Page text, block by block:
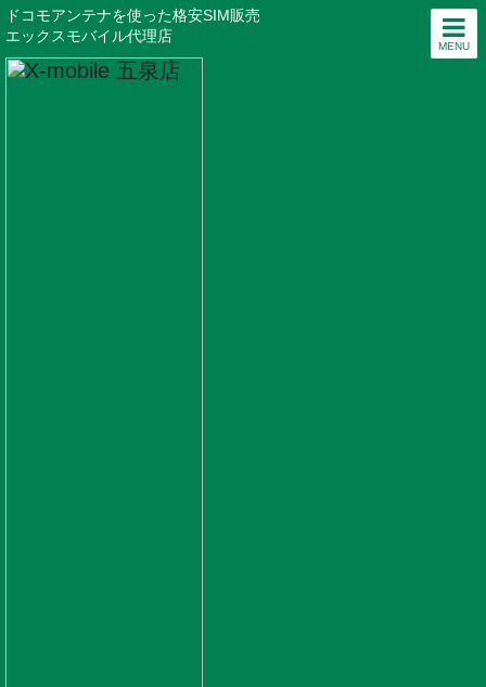
MENU
ドコモアンテナを使った格安SIM販売
エックスモバイル代理店